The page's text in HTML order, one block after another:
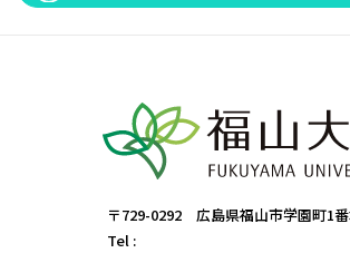
〒729-0292 広島県福山市学園町1
Tel :